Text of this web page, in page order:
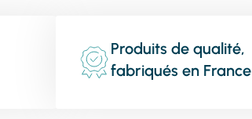
Produits de qualité,
fabriqués en France